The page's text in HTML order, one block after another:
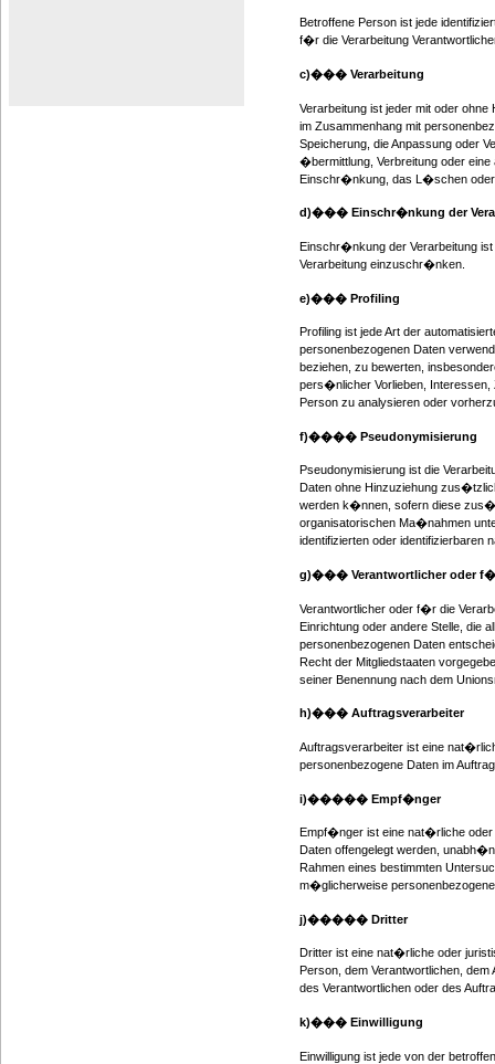
Betroffene Person ist jede
f�r die Verarbeitung
c)��� Verarbeitung
Verarbeitung ist jeder mit oder
im Zusammenhang mit
Speicherung, die Anpassung oder
�bermittlung, Verbreitung oder
Einschr�nkung, das L�schen oder
d)��� Einschr�nkung der
Einschr�nkung der Verarbeitung
Verarbeitung einzuschr�nken.
e)��� Profiling
Profiling ist jede Art der
personenbezogenen Daten
beziehen, zu bewerten,
pers�nlicher Vorlieben,
Person zu analysieren oder
f)���� Pseudonymisierung
Pseudonymisierung ist die
Daten ohne Hinzuziehung
werden k�nnen, sofern diese
organisatorischen Ma�nahmen
identifizierten oder identifizierbaren
g)��� Verantwortlicher oder
Verantwortlicher oder f�r die
Einrichtung oder andere Stelle, die
personenbezogenen Daten
Recht der Mitgliedstaaten
seiner Benennung nach dem
h)��� Auftragsverarbeiter
Auftragsverarbeiter ist eine
personenbezogene Daten im
i)����� Empf�nger
Empf�nger ist eine nat�rliche oder
Daten offengelegt werden,
Rahmen eines bestimmten
m�glicherweise
j)����� Dritter
Dritter ist eine nat�rliche oder
Person, dem Verantwortlichen,
des Verantwortlichen oder des
k)��� Einwilligung
Einwilligung ist jede von der